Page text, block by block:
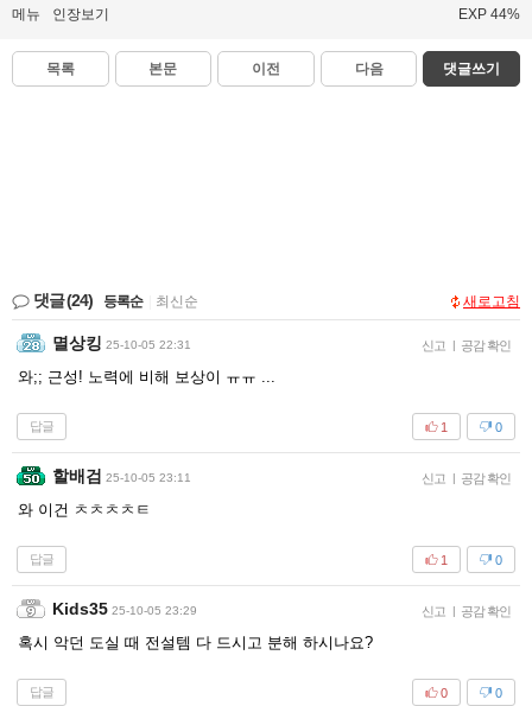
메뉴 인장보기 EXP 44%
목록 본문 이전 다음 댓글쓰기
댓글(24) 등록순 최신순 새로고침
멸상킹 25-10-05 22:31 신고 | 공감 확인
와;; 근성! 노력에 비해 보상이 ㅠㅠ ...
답글 0
1
할배검 25-10-05 23:11 신고 | 공감 확인
와 이건 ㅊㅊㅊㅊㅌ
답글 0
1
Kids35 25-10-05 23:29 신고 | 공감 확인
혹시 악던 도실 때 전설템 다 드시고 분해 하시나요?
답글 0
0